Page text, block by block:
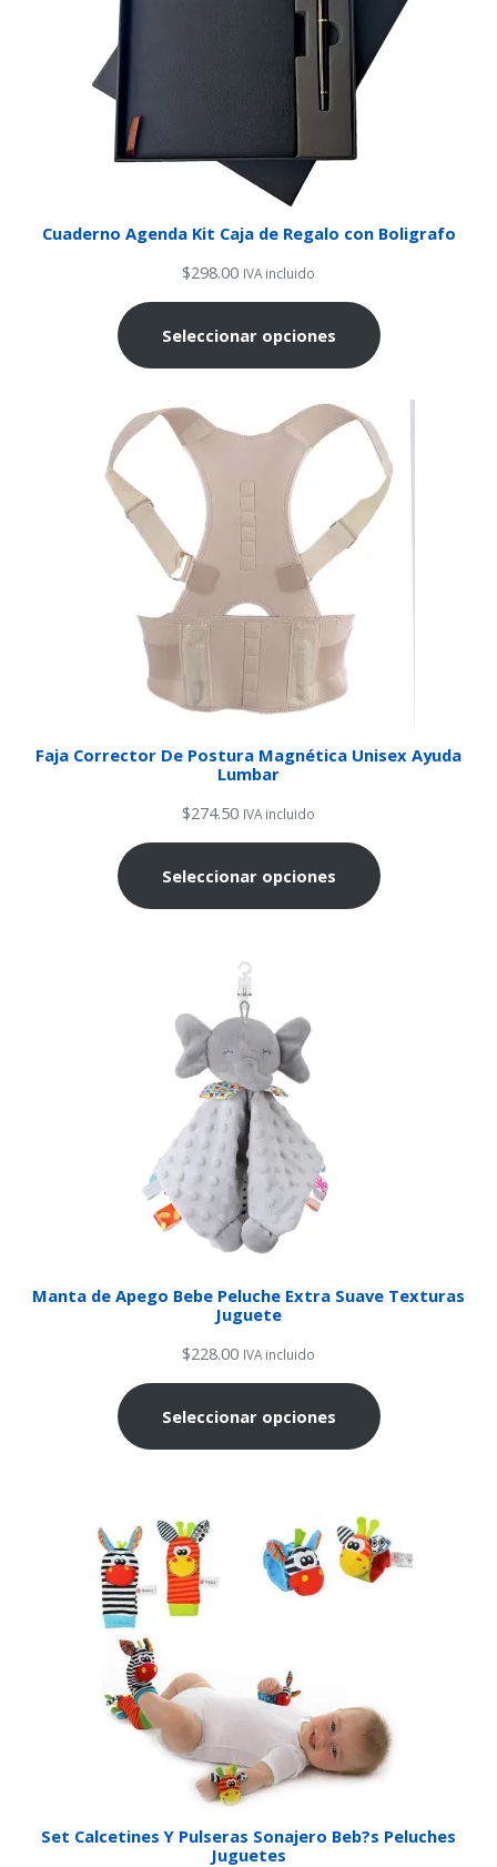
Cuaderno Agenda Kit Caja de Regalo con Boligrafo
$298.00 IVA incluido
Seleccionar opciones
Faja Corrector De Postura Magnética Unisex Ayuda
Lumbar
$274.50 IVA incluido
Seleccionar opciones
Manta de Apego Bebe Peluche Extra Suave Texturas
Juguete
$228.00 IVA incluido
Seleccionar opciones
Set Calcetines Y Pulseras Sonajero Beb?s Peluches
Juguetes